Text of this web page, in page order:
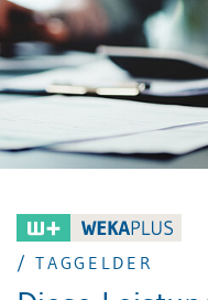
/ TAGGELDER